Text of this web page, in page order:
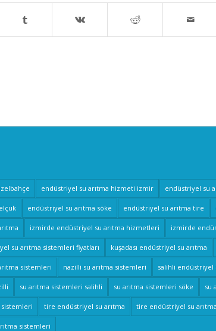
endüstriyel su arıtma hizmeti izmir endüstriyel su
endüstriyel su arıtma söke endüstriyel su arıtma tire
izmirde endüstriyel su arıtma hizmetleri izmirde
su arıtma sistemleri fiyatları kuşadası endüstriyel su arıtma
sistemleri nazilli su arıtma sistemleri salihli endüstriyel
su arıtma sistemleri salihli su arıtma sistemleri söke su
sistemleri tire endüstriyel su arıtma tire endüstriyel su
sistemleri